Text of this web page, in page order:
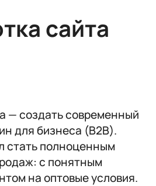
сайта
— создать современный
для бизнеса (B2B).
стать полноценным
с понятным
на оптовые условия.